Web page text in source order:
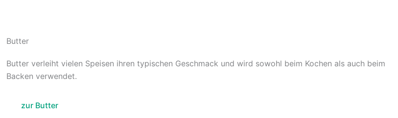
Butter
Butter verleiht vielen Speisen ihren typischen Geschmack und wird sowohl beim Kochen als auch beim
Backen verwendet.
zur Butter